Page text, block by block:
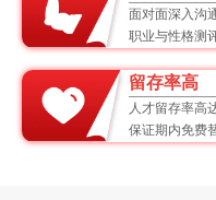
面对面深入沟
职业与性格测
留存率高
人才留存率高
保证期内免费